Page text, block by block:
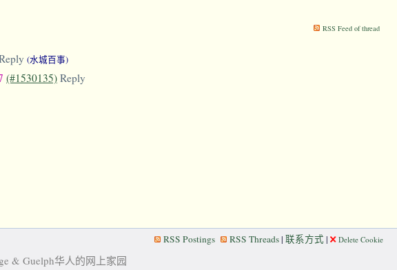
RSS Feed of thread
(水城百事)
(#1530135) Reply
RSS Postings RSS Threads| 联系方式 | Delete Cookie
& Guelph华人的网上家园